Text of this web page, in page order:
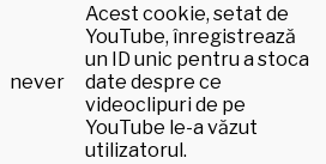
never
Acest cookie, setat de
YouTube, înregistrează
un ID unic pentru a stoca
date despre ce
videoclipuri de pe
YouTube le-a văzut
utilizatorul.